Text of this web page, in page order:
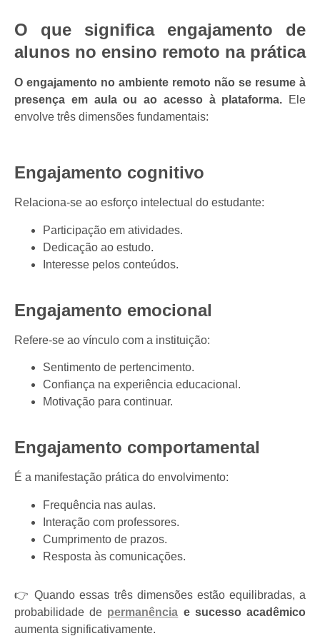
O que significa engajamento de
alunos no ensino remoto na prática
O engajamento no ambiente remoto não se resume à
presença em aula ou ao acesso à plataforma.
Ele
envolve três dimensões fundamentais:
Engajamento cognitivo
Relaciona-se ao esforço intelectual do estudante:
Participação em atividades.
Dedicação ao estudo.
Interesse pelos conteúdos.
Engajamento emocional
Refere-se ao vínculo com a instituição:
Sentimento de pertencimento.
Confiança na experiência educacional.
Motivação para continuar.
Engajamento comportamental
É a manifestação prática do envolvimento:
Frequência nas aulas.
Interação com professores.
Cumprimento de prazos.
Resposta às comunicações.
👉 Quando essas três dimensões estão equilibradas, a
probabilidade de permanência e sucesso acadêmico
aumenta significativamente.